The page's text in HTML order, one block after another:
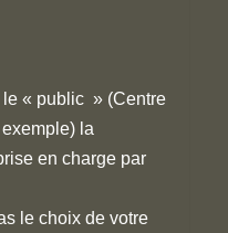
le « public » (Centre
la
en charge par
le choix de votre